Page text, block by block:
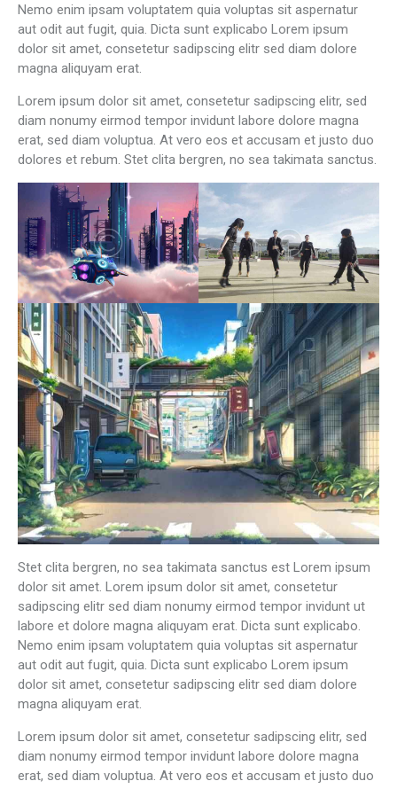
Nemo enim ipsam voluptatem quia voluptas sit aspernatur
aut odit aut fugit, quia. Dicta sunt explicabo Lorem ipsum
dolor sit amet, consetetur sadipscing elitr sed diam dolore
magna aliquyam erat.
Lorem ipsum dolor sit amet, consetetur sadipscing elitr, sed
diam nonumy eirmod tempor invidunt labore dolore magna
erat, sed diam voluptua. At vero eos et accusam et justo duo
dolores et rebum. Stet clita bergren, no sea takimata sanctus.
Stet clita bergren, no sea takimata sanctus est Lorem ipsum
dolor sit amet. Lorem ipsum dolor sit amet, consetetur
sadipscing elitr sed diam nonumy eirmod tempor invidunt ut
labore et dolore magna aliquyam erat. Dicta sunt explicabo.
Nemo enim ipsam voluptatem quia voluptas sit aspernatur
aut odit aut fugit, quia. Dicta sunt explicabo Lorem ipsum
dolor sit amet, consetetur sadipscing elitr sed diam dolore
magna aliquyam erat.
Lorem ipsum dolor sit amet, consetetur sadipscing elitr, sed
diam nonumy eirmod tempor invidunt labore dolore magna
erat, sed diam voluptua. At vero eos et accusam et justo duo